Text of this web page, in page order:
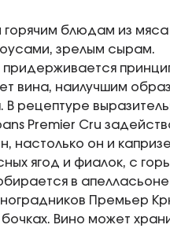
блюдам из мяса
зрелым сырам.
вина, наилучшим
рецептуре
Premier Cru
настолько он и
ягод и фиалок, с
в
Премьер
Вино может